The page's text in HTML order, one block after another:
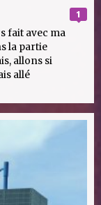
1
fait avec ma
la partie
allons si
allé